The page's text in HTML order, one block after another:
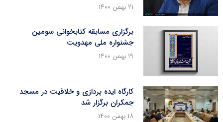
۲۱ بهمن ۱۴۰۰
برگزاری مسابقه کتابخوانی سومین
جشنواره ملی مهدویت
۱۹ بهمن ۱۴۰۰
کارگاه ایده پردازی و خلاقیت در مسجد
جمکران برگزار شد
۱۸ بهمن ۱۴۰۰